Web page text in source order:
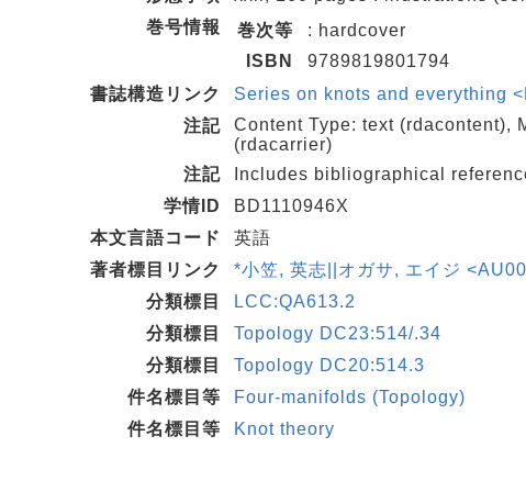
巻号情報
巻次等
: hardcover
ISBN
9789819801794
書誌構造リンク
Series on knots and everything
注記
Content Type: text (rdacontent),
(rdacarrier)
注記
Includes bibliographical
学情ID
BD1110946X
本文言語コード
英語
著者標目リンク
*小笠, 英志||オガサ, エイジ
分類標目
LCC:QA613.2
分類標目
Topology DC23:514/.34
分類標目
Topology DC20:514.3
件名標目等
Four-manifolds (Topology)
件名標目等
Knot theory